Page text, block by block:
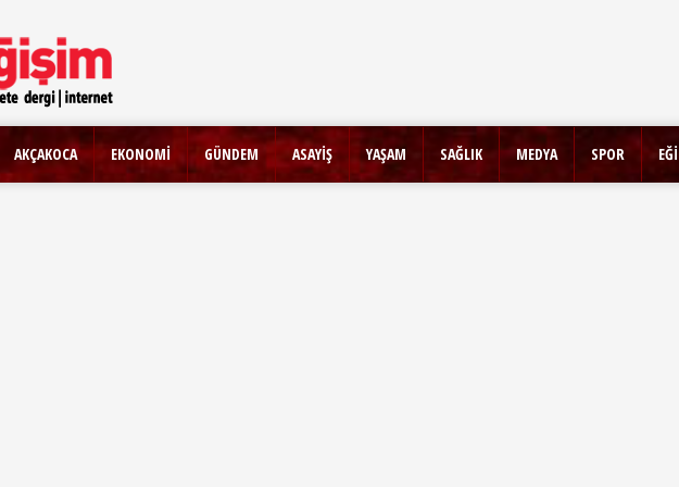
AKÇAKOCA EKONOMİ GÜNDEM ASAYİŞ YAŞAM SAĞLIK MEDYA SPOR